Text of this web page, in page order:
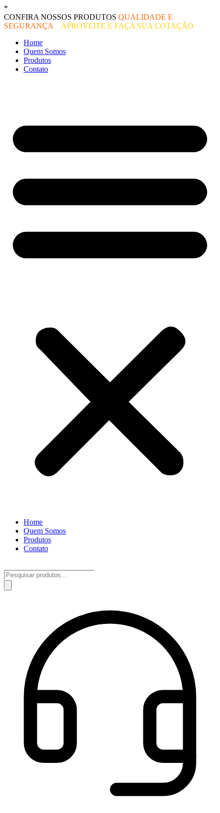
Ir
para
o
*
CONFIRA NOSSOS PRODUTOS QUALIDADE E
SEGURANÇA
APROVEITE E FAÇA SUA COTAÇÃO
Home
Quem Somos
Produtos
Contato
Home
Quem Somos
Produtos
Contato
Pesquisar
produtos